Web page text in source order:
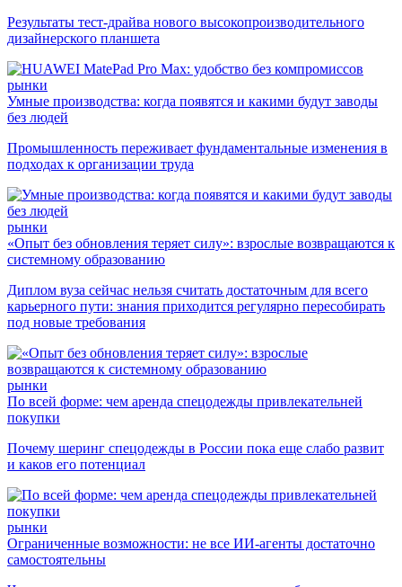
Результаты тест-драйва нового высокопроизводительного
дизайнерского планшета
рынки
Умные производства: когда появятся и какими будут заводы
без людей
Промышленность переживает фундаментальные изменения в
подходах к организации труда
рынки
«Опыт без обновления теряет силу»: взрослые возвращаются к
системному образованию
Диплом вуза сейчас нельзя считать достаточным для всего
карьерного пути: знания приходится регулярно пересобирать
под новые требования
рынки
По всей форме: чем аренда спецодежды привлекательней
покупки
Почему шеринг спецодежды в России пока еще слабо развит
и каков его потенциал
рынки
Ограниченные возможности: не все ИИ-агенты достаточно
самостоятельны